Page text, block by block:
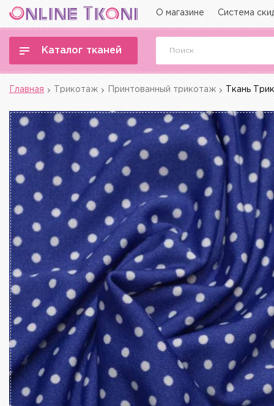
О магазине Система
Каталог тканей
Главная Трикотаж Принтованный трикотаж Ткань